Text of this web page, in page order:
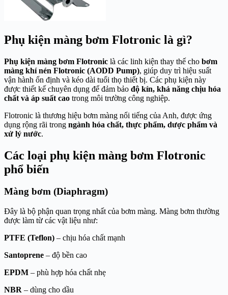
Phụ kiện màng bơm Flotronic là gì?
Phụ kiện màng bơm Flotronic là các linh kiện thay thế cho bơm
màng khí nén Flotronic (AODD Pump), giúp duy trì hiệu suất
vận hành ổn định và kéo dài tuổi thọ thiết bị. Các phụ kiện này
được thiết kế chuyên dụng để đảm bảo độ kín, khả năng chịu hóa
chất và áp suất cao trong môi trường công nghiệp.
Flotronic là thương hiệu bơm màng nổi tiếng của Anh, được ứng
dụng rộng rãi trong ngành hóa chất, thực phẩm, dược phẩm và
xử lý nước.
Các loại phụ kiện màng bơm Flotronic
phổ biến
Màng bơm (Diaphragm)
Đây là bộ phận quan trọng nhất của bơm màng. Màng bơm thường
được làm từ các vật liệu như:
PTFE (Teflon) – chịu hóa chất mạnh
Santoprene – độ bền cao
EPDM – phù hợp hóa chất nhẹ
NBR – dùng cho dầu